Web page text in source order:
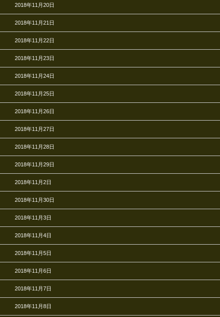
2018年11月20日
2018年11月21日
2018年11月22日
2018年11月23日
2018年11月24日
2018年11月25日
2018年11月26日
2018年11月27日
2018年11月28日
2018年11月29日
2018年11月2日
2018年11月30日
2018年11月3日
2018年11月4日
2018年11月5日
2018年11月6日
2018年11月7日
2018年11月8日